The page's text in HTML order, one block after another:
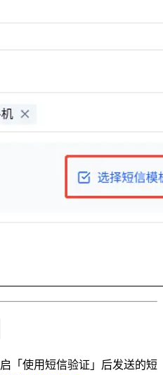
「使用短信验证」后发送的短